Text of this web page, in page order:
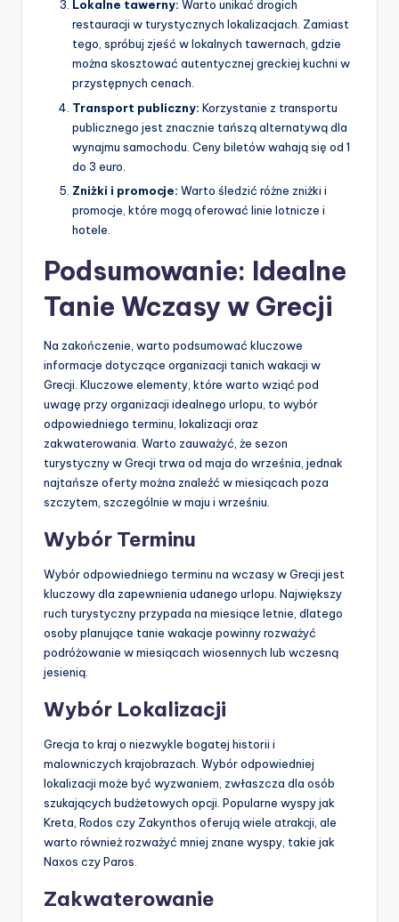
Lokalne tawerny: Warto unikać drogich
restauracji w turystycznych lokalizacjach. Zamiast
tego, spróbuj zjeść w lokalnych tawernach, gdzie
można skosztować autentycznej greckiej kuchni w
przystępnych cenach.
Transport publiczny: Korzystanie z transportu
publicznego jest znacznie tańszą alternatywą dla
wynajmu samochodu. Ceny biletów wahają się od 1
do 3 euro.
Zniżki i promocje: Warto śledzić różne zniżki i
promocje, które mogą oferować linie lotnicze i
hotele.
Podsumowanie: Idealne
Tanie Wczasy w Grecji
Na zakończenie, warto podsumować kluczowe
informacje dotyczące organizacji tanich wakacji w
Grecji. Kluczowe elementy, które warto wziąć pod
uwagę przy organizacji idealnego urlopu, to wybór
odpowiedniego terminu, lokalizacji oraz
zakwaterowania. Warto zauważyć, że sezon
turystyczny w Grecji trwa od maja do września, jednak
najtańsze oferty można znaleźć w miesiącach poza
szczytem, szczególnie w maju i wrześniu.
Wybór Terminu
Wybór odpowiedniego terminu na wczasy w Grecji jest
kluczowy dla zapewnienia udanego urlopu. Największy
ruch turystyczny przypada na miesiące letnie, dlatego
osoby planujące tanie wakacje powinny rozważyć
podróżowanie w miesiącach wiosennych lub wczesną
jesienią.
Wybór Lokalizacji
Grecja to kraj o niezwykle bogatej historii i
malowniczych krajobrazach. Wybór odpowiedniej
lokalizacji może być wyzwaniem, zwłaszcza dla osób
szukających budżetowych opcji. Popularne wyspy jak
Kreta, Rodos czy Zakynthos oferują wiele atrakcji, ale
warto również rozważyć mniej znane wyspy, takie jak
Naxos czy Paros.
Zakwaterowanie